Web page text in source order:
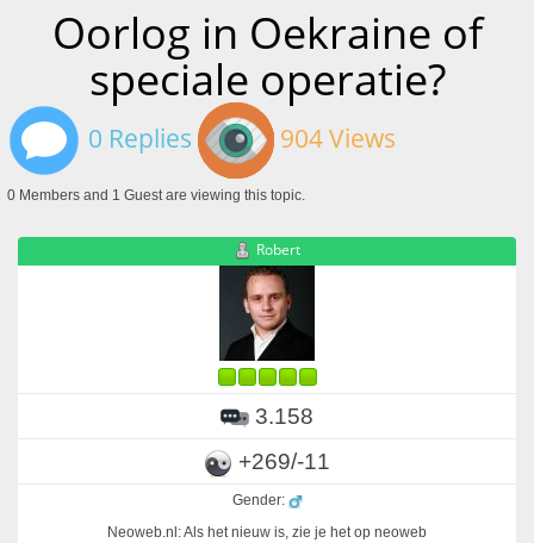
Oorlog in Oekraine of
speciale operatie?
0 Replies 904 Views
0 Members and 1 Guest are viewing this topic.
Robert
3.158
+269/-11
Gender:
Neoweb.nl: Als het nieuw is, zie je het op neoweb